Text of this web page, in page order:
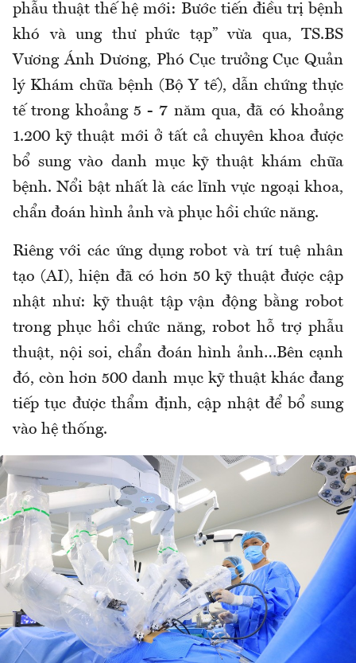
phẫu thuật thế hệ mới: Bước tiến điều trị bệnh
khó và ung thư phức tạp” vừa qua, TS.BS
Vương Ánh Dương, Phó Cục trưởng Cục Quản
lý Khám chữa bệnh (Bộ Y tế), dẫn chứng thực
tế trong khoảng 5 - 7 năm qua, đã có khoảng
1.200 kỹ thuật mới ở tất cả chuyên khoa được
bổ sung vào danh mục kỹ thuật khám chữa
bệnh. Nổi bật nhất là các lĩnh vực ngoại khoa,
chẩn đoán hình ảnh và phục hồi chức năng.
Riêng với các ứng dụng robot và trí tuệ nhân
tạo (AI), hiện đã có hơn 50 kỹ thuật được cập
nhật như: kỹ thuật tập vận động bằng robot
trong phục hồi chức năng, robot hỗ trợ phẫu
thuật, nội soi, chẩn đoán hình ảnh…Bên cạnh
đó, còn hơn 500 danh mục kỹ thuật khác đang
tiếp tục được thẩm định, cập nhật để bổ sung
vào hệ thống.